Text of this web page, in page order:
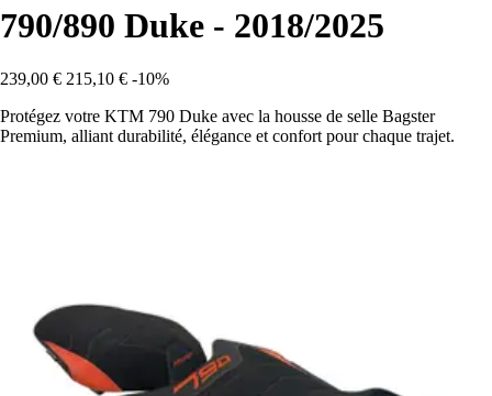
790/890 Duke - 2018/2025
239,00 € 215,10 € -10%
Protégez votre KTM 790 Duke avec la housse de selle Bagster
Premium, alliant durabilité, élégance et confort pour chaque trajet.